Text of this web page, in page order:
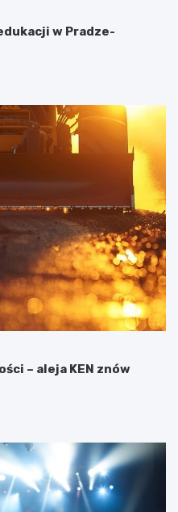
w Pradze-
– aleja KEN znów